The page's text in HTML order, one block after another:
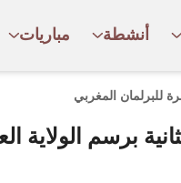
أنشطة مباريات
للبرلمان المغربي
برسم الولاية